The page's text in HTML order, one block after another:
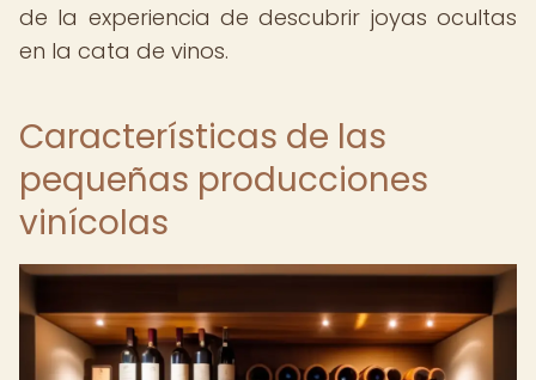
de la experiencia de descubrir joyas ocultas
en la cata de vinos.
Características de las
pequeñas producciones
vinícolas